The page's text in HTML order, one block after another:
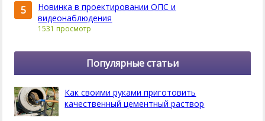
5
Новинка в проектировании ОПС и
видеонаблюдения
1531 просмотр
Популярные статьи
Как своими руками приготовить
качественный цементный раствор